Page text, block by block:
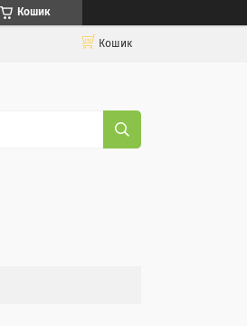
Кошик
Кошик